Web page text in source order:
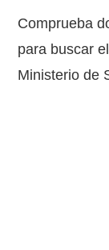
Comprueba
para buscar
Ministerio de